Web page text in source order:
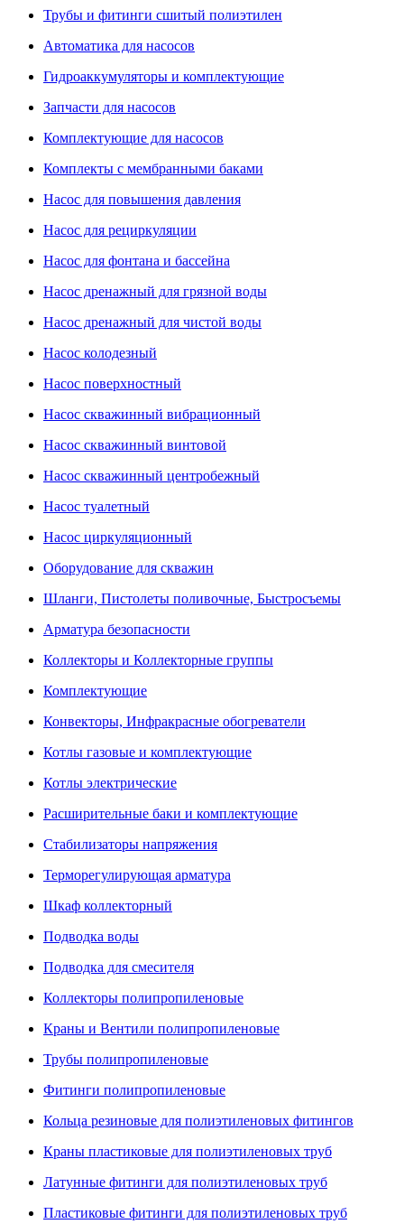
Трубы и фитинги сшитый полиэтилен
Автоматика для насосов
Гидроаккумуляторы и комплектующие
Запчасти для насосов
Комплектующие для насосов
Комплекты с мембранными баками
Насос для повышения давления
Насос для рециркуляции
Насос для фонтана и бассейна
Насос дренажный для грязной воды
Насос дренажный для чистой воды
Насос колодезный
Насос поверхностный
Насос скважинный вибрационный
Насос скважинный винтовой
Насос скважинный центробежный
Насос туалетный
Насос циркуляционный
Оборудование для скважин
Шланги, Пистолеты поливочные, Быстросъемы
Арматура безопасности
Коллекторы и Коллекторные группы
Комплектующие
Конвекторы, Инфракрасные обогреватели
Котлы газовые и комплектующие
Котлы электрические
Расширительные баки и комплектующие
Стабилизаторы напряжения
Терморегулирующая арматура
Шкаф коллекторный
Подводка воды
Подводка для смесителя
Коллекторы полипропиленовые
Краны и Вентили полипропиленовые
Трубы полипропиленовые
Фитинги полипропиленовые
Кольца резиновые для полиэтиленовых фитингов
Краны пластиковые для полиэтиленовых труб
Латунные фитинги для полиэтиленовых труб
Пластиковые фитинги для полиэтиленовых труб